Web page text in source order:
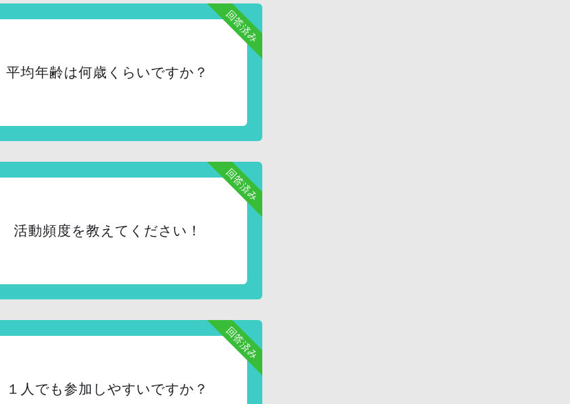
回答済み
平均年齢は何歳くらいですか？
回答済み
活動頻度を教えてください！
回答済み
１人でも参加しやすいですか？